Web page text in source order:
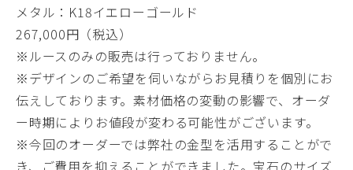
メタル：K18イエローゴールド
267,000円（税込）
※ルースのみの販売は行っておりません。
※デザインのご希望を伺いながらお見積りを個別にお
伝えしております。素材価格の変動の影響で、オーダ
ー時期によりお値段が変わる可能性がございます。
※今回のオーダーでは弊社の金型を活用することがで
き、ご費用を抑えることができました。宝石のサイズ